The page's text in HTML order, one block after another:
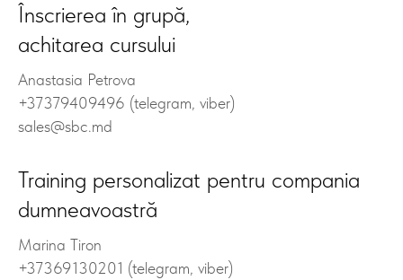
Înscrierea în grupă,
achitarea cursului
Anastasia Petrova
+37379409496 (telegram, viber)
sales@sbc.md
Training personalizat pentru compania
dumneavoastră
Marina Tiron
+37369130201 (telegram, viber)